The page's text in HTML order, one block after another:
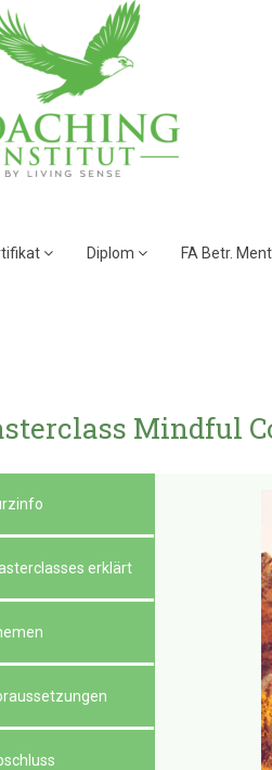
Diplom FA Betr.
Mindful
erklärt